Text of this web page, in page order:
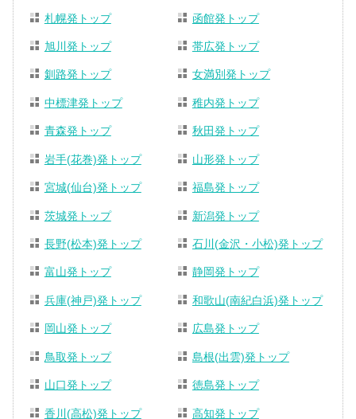
札幌発トップ 函館発トップ
旭川発トップ 帯広発トップ
釧路発トップ 女満別発トップ
中標津発トップ 稚内発トップ
青森発トップ 秋田発トップ
岩手(花巻)発トップ 山形発トップ
宮城(仙台)発トップ 福島発トップ
茨城発トップ 新潟発トップ
長野(松本)発トップ 石川(金沢・小松)発トップ
富山発トップ 静岡発トップ
兵庫(神戸)発トップ 和歌山(南紀白浜)発トップ
岡山発トップ 広島発トップ
鳥取発トップ 島根(出雲)発トップ
山口発トップ 徳島発トップ
香川(高松)発トップ 高知発トップ